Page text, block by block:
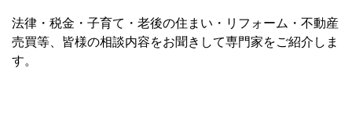
法律・税金・子育て・老後の住まい・リフォーム・不動産
売買等、皆様の相談内容をお聞きして専門家をご紹介しま
す。